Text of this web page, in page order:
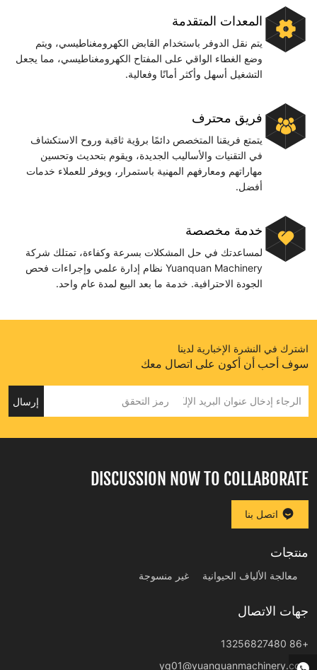
المعدات المتقدمة
يتم نقل الدوفر باستخدام القابض الكهرومغناطيسي، ويتم
وضع الغطاء الواقي على المفتاح الكهرومغناطيسي، مما يجعل
التشغيل أسهل وأكثر أمانًا وفعالية.
فريق محترف
يتمتع فريقنا المتخصص دائمًا برؤية ثاقبة وروح الاستكشاف
في التقنيات والأساليب الجديدة، ويقوم بتحديث وتحسين
مهاراتهم ومعارفهم المهنية باستمرار، ويوفر للعملاء خدمات
أفضل.
خدمة مخصصة
لمساعدتك في حل المشكلات بسرعة وكفاءة، تمتلك شركة
Yuanquan Machinery نظام إدارة علمي وإجراءات فحص
الجودة الاحترافية. خدمة ما بعد البيع لمدة عام واحد.
اشترك في النشرة الإخبارية لدينا
سوف أحب أن أكون على اتصال معك
إرسال
DISCUSSION NOW TO COLLABORATE
اتصل بنا
منتجات
معالجة الألياف الحيوانية غير منسوجة
جهات الاتصال
+86 13256827480
yq01@yuanquanmachinery.com